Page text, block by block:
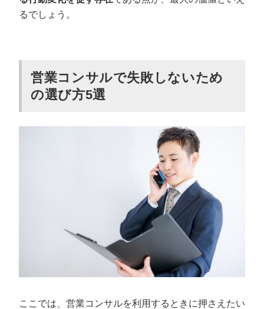
るでしょう。
営業コンサルで失敗しないため
の選び方5選
ここでは、営業コンサルを利用するときに押さえたい